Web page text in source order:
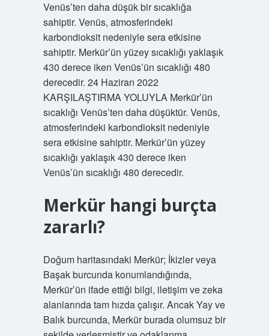
Venüs’ten daha düşük bir sıcaklığa
sahiptir. Venüs, atmosferindeki
karbondioksit nedeniyle sera etkisine
sahiptir. Merkür’ün yüzey sıcaklığı yaklaşık
430 derece iken Venüs’ün sıcaklığı 480
derecedir. 24 Haziran 2022
KARŞILAŞTIRMA YOLUYLA Merkür’ün
sıcaklığı Venüs’ten daha düşüktür. Venüs,
atmosferindeki karbondioksit nedeniyle
sera etkisine sahiptir. Merkür’ün yüzey
sıcaklığı yaklaşık 430 derece iken
Venüs’ün sıcaklığı 480 derecedir.
Merkür hangi burçta
zararlı?
Doğum haritasındaki Merkür; İkizler veya
Başak burcunda konumlandığında,
Merkür’ün ifade ettiği bilgi, iletişim ve zeka
alanlarında tam hızda çalışır. Ancak Yay ve
Balık burcunda, Merkür burada olumsuz bir